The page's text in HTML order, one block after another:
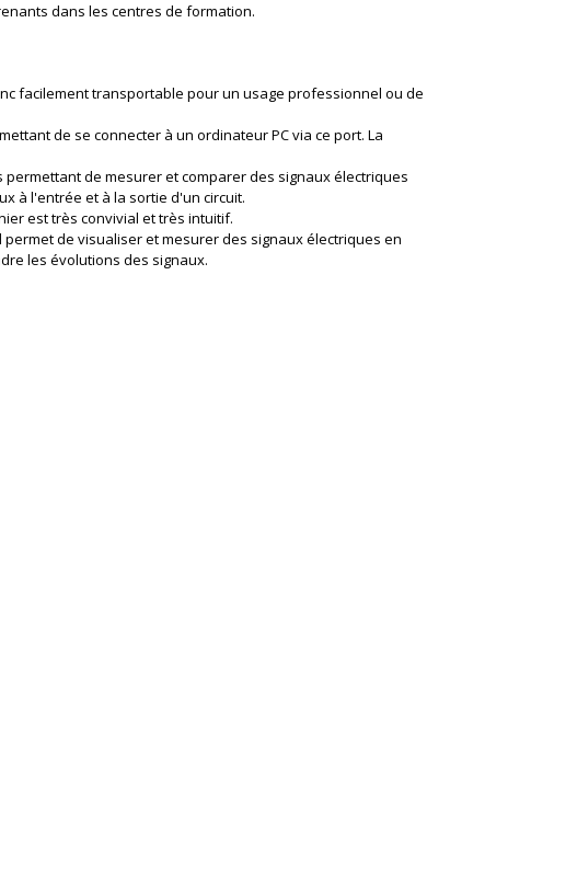
dans les centres de formation.
facilement transportable pour un usage professionnel ou de
de se connecter à un ordinateur PC via ce port. La
de mesurer et comparer des signaux électriques
à l'entrée et à la sortie d'un circuit.
est très convivial et très intuitif.
de visualiser et mesurer des signaux électriques en
les évolutions des signaux.